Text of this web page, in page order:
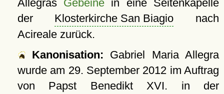
Allegras Gebeine in eine Seitenkapelle
der Klosterkirche San Biagio nach
Acireale zurück.
Kanonisation: Gabriel Maria Allegra
wurde am 29. September 2012 im Auftrag
von Papst Benedikt XVI. in der